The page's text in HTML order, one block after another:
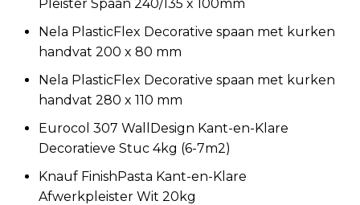
Pleister Spaan 240/135 x 100mm
Nela PlasticFlex Decorative spaan met kurken
handvat 200 x 80 mm
Nela PlasticFlex Decorative spaan met kurken
handvat 280 x 110 mm
Eurocol 307 WallDesign Kant-en-Klare
Decoratieve Stuc 4kg (6-7m2)
Knauf FinishPasta Kant-en-Klare
Afwerkpleister Wit 20kg